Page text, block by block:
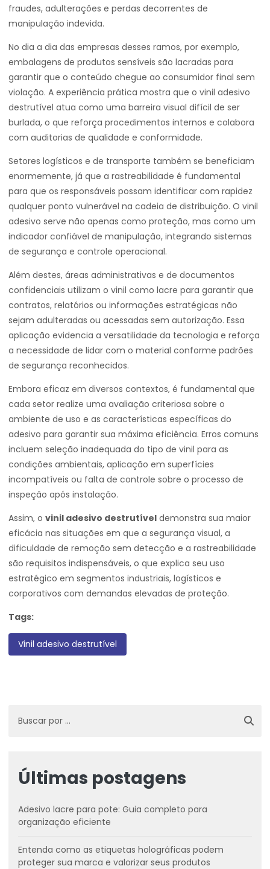
fraudes, adulterações e perdas decorrentes de
manipulação indevida.
No dia a dia das empresas desses ramos, por exemplo,
embalagens de produtos sensíveis são lacradas para
garantir que o conteúdo chegue ao consumidor final sem
violação. A experiência prática mostra que o vinil adesivo
destrutível atua como uma barreira visual difícil de ser
burlada, o que reforça procedimentos internos e colabora
com auditorias de qualidade e conformidade.
Setores logísticos e de transporte também se beneficiam
enormemente, já que a rastreabilidade é fundamental
para que os responsáveis possam identificar com rapidez
qualquer ponto vulnerável na cadeia de distribuição. O vinil
adesivo serve não apenas como proteção, mas como um
indicador confiável de manipulação, integrando sistemas
de segurança e controle operacional.
Além destes, áreas administrativas e de documentos
confidenciais utilizam o vinil como lacre para garantir que
contratos, relatórios ou informações estratégicas não
sejam adulteradas ou acessadas sem autorização. Essa
aplicação evidencia a versatilidade da tecnologia e reforça
a necessidade de lidar com o material conforme padrões
de segurança reconhecidos.
Embora eficaz em diversos contextos, é fundamental que
cada setor realize uma avaliação criteriosa sobre o
ambiente de uso e as características específicas do
adesivo para garantir sua máxima eficiência. Erros comuns
incluem seleção inadequada do tipo de vinil para as
condições ambientais, aplicação em superfícies
incompatíveis ou falta de controle sobre o processo de
inspeção após instalação.
Assim, o vinil adesivo destrutível demonstra sua maior
eficácia nas situações em que a segurança visual, a
dificuldade de remoção sem detecção e a rastreabilidade
são requisitos indispensáveis, o que explica seu uso
estratégico em segmentos industriais, logísticos e
corporativos com demandas elevadas de proteção.
Tags:
Vinil adesivo destrutível
Últimas postagens
Adesivo lacre para pote: Guia completo para
organização eficiente
Entenda como as etiquetas holográficas podem
proteger sua marca e valorizar seus produtos